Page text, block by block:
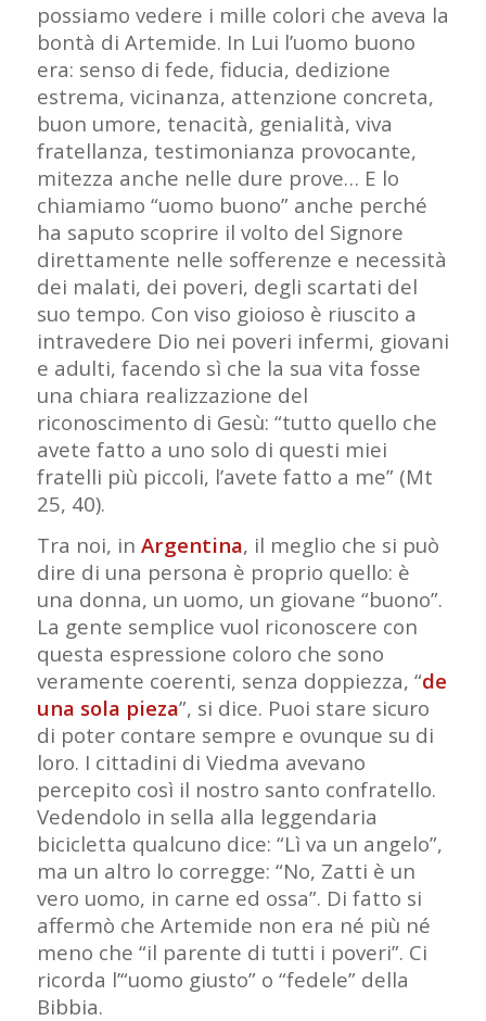
possiamo vedere i mille colori che aveva la
bontà di Artemide. In Lui l’uomo buono
era: senso di fede, fiducia, dedizione
estrema, vicinanza, attenzione concreta,
buon umore, tenacità, genialità, viva
fratellanza, testimonianza provocante,
mitezza anche nelle dure prove… E lo
chiamiamo “uomo buono” anche perché
ha saputo scoprire il volto del Signore
direttamente nelle sofferenze e necessità
dei malati, dei poveri, degli scartati del
suo tempo. Con viso gioioso è riuscito a
intravedere Dio nei poveri infermi, giovani
e adulti, facendo sì che la sua vita fosse
una chiara realizzazione del
riconoscimento di Gesù: “tutto quello che
avete fatto a uno solo di questi miei
fratelli più piccoli, l’avete fatto a me” (Mt
25, 40).
Tra noi, in Argentina, il meglio che si può
dire di una persona è proprio quello: è
una donna, un uomo, un giovane “buono”.
La gente semplice vuol riconoscere con
questa espressione coloro che sono
veramente coerenti, senza doppiezza, “de
una sola pieza”, si dice. Puoi stare sicuro
di poter contare sempre e ovunque su di
loro. I cittadini di Viedma avevano
percepito così il nostro santo confratello.
Vedendolo in sella alla leggendaria
bicicletta qualcuno dice: “Lì va un angelo”,
ma un altro lo corregge: “No, Zatti è un
vero uomo, in carne ed ossa”. Di fatto si
affermò che Artemide non era né più né
meno che “il parente di tutti i poveri”. Ci
ricorda l’“uomo giusto” o “fedele” della
Bibbia.